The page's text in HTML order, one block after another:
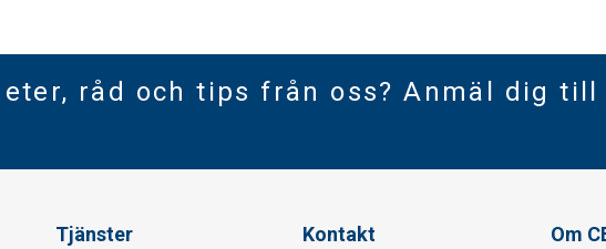
råd och tips från oss? Anmäl dig till
Tjänster Kontakt Om